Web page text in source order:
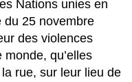
Nations unies en
du 25 novembre
des violences
qu’elles
rue, sur leur lieu de